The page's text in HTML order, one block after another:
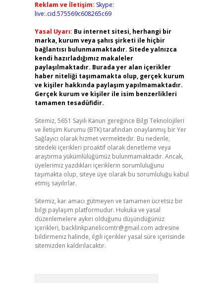
Reklam ve İletişim: Skype:
live:.cid.575569c608265c69
Yasal Uyarı: Bu internet sitesi, herhangi bir
marka, kurum veya şahıs şirketi ile hiçbir
bağlantısı bulunmamaktadır. Sitede yalnızca
kendi hazırladığımız makaleler
paylaşılmaktadır. Burada yer alan içerikler
haber niteliği taşımamakta olup, gerçek kurum
ve kişiler hakkında paylaşım yapılmamaktadır.
Gerçek kurum ve kişiler ile isim benzerlikleri
tamamen tesadüfidir.
Sitemiz, 5651 Sayılı Kanun gereğince Bilgi Teknolojileri
ve İletişim Kurumu (BTK) tarafından onaylanmış bir Yer
Sağlayıcı olarak hizmet vermektedir. Bu nedenle,
sitedeki içerikleri proaktif olarak denetleme veya
araştırma yükümlülüğümüz bulunmamaktadır. Ancak,
üyelerimiz yazdıkları içeriklerin sorumluluğunu
taşımakta olup, siteye üye olarak bu sorumluluğu kabul
etmiş sayılırlar.
Sitemiz, kar amacı gütmeyen ve tamamen ücretsiz bir
bilgi paylaşım platformudur. Hukuka ve yasal
düzenlemelere aykırı olduğunu düşündüğünüz
içerikleri, backlinkpanelicomtr@gmail.com adresine
bildirmeniz halinde, ilgili içerikler yasal süre içerisinde
sitemizden kaldırılacaktır.